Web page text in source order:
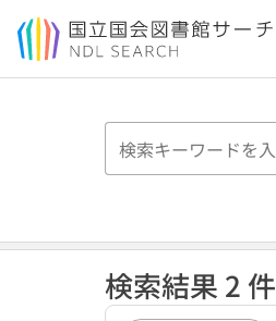
本文へ移動
検索結果 2 件